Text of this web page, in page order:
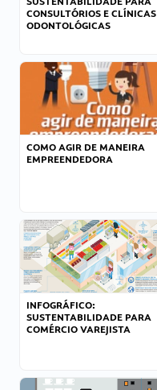
CONSULTÓRIOS E CLÍNICAS
ODONTOLÓGICAS
COMO AGIR DE MANEIRA
EMPREENDEDORA
INFOGRÁFICO:
SUSTENTABILIDADE PARA
COMÉRCIO VAREJISTA